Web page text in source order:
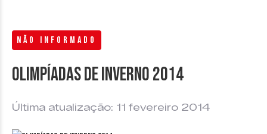
NÃO INFORMADO
Olimpíadas de Inverno 2014
Última atualização: 11 fevereiro 2014